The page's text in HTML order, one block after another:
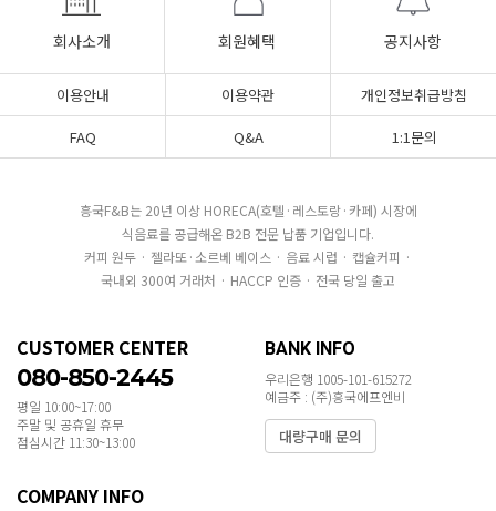
회사소개 회원혜택 공지사항
이용안내 이용약관
개인정보취급방침
FAQ
Q&A 1:1문의
흥국F&B는 20년 이상 HORECA(호텔·레스토랑·카페) 시장에
식음료를 공급해온 B2B 전문 납품 기업입니다.
커피 원두 · 젤라또·소르베 베이스 · 음료 시럽 · 캡슐커피 ·
국내외 300여 거래처 · HACCP 인증 · 전국 당일 출고
CUSTOMER CENTER
080-850-2445
평일 10:00~17:00
주말 및 공휴일 휴무
점심시간 11:30~13:00
BANK INFO
우리은행 1005-101-615272
예금주 : (주)흥국에프엔비
대량구매 문의
COMPANY INFO